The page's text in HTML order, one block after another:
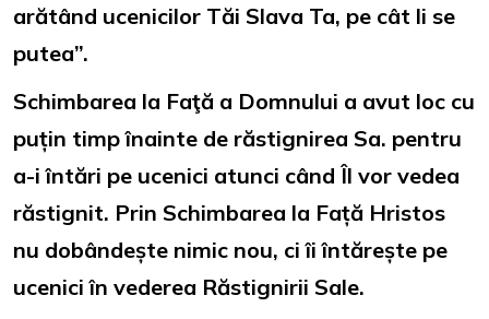
arătând ucenicilor Tăi Slava Ta, pe cât li se
putea”.
Schimbarea la Faţă a Domnului a avut loc cu
puțin timp înainte de răstignirea Sa. pentru
a-i întări pe ucenici atunci când Îl vor vedea
răstignit. Prin Schimbarea la Față Hristos
nu dobândește nimic nou, ci îi întărește pe
ucenici în vederea Răstignirii Sale.